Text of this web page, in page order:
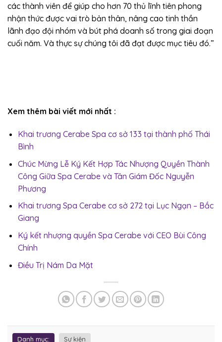
các thành viên để giúp cho hơn 70 thủ lĩnh tiên phong
nhận thức được vai trò bản thân, nâng cao tinh thần
lãnh đạo đội nhóm và bút phá doanh số trong giai đoạn
cuối năm. Và thực sự chúng tôi đã đạt được mục tiêu đó.”
Xem thêm bài viết mới nhất :
Khai trương Cerabe Spa cơ sở 133 tại thành phố Thái
Bình
Chúc Mừng Lễ Ký Kết Hợp Tác Nhượng Quyền Thành
Công Giữa Spa Cerabe và Tân Giám Đốc Nguyễn
Phương
Khai trương Spa Cerabe cơ sở 272 tại Lục Ngạn – Bắc
Giang
Ký kết nhượng quyền Spa Cerabe với CEO Bùi Công
Chính
Điều Trị Nám Da Mặt
Danh mục: Sự kiện